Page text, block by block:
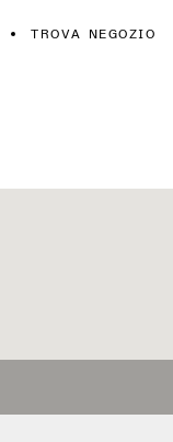
TROVA NEGOZIO